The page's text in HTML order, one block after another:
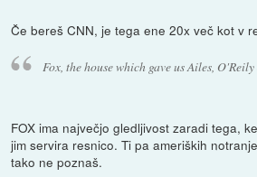
Če bereš CNN, je tega ene 20x več kot v
Fox, the house which gave us Ailes, O'Reily
FOX ima največjo gledljivost zaradi tega,
jim servira resnico. Ti pa ameriških
tako ne poznaš.